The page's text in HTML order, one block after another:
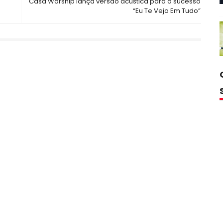
“Eu Te Vejo Em Tudo”